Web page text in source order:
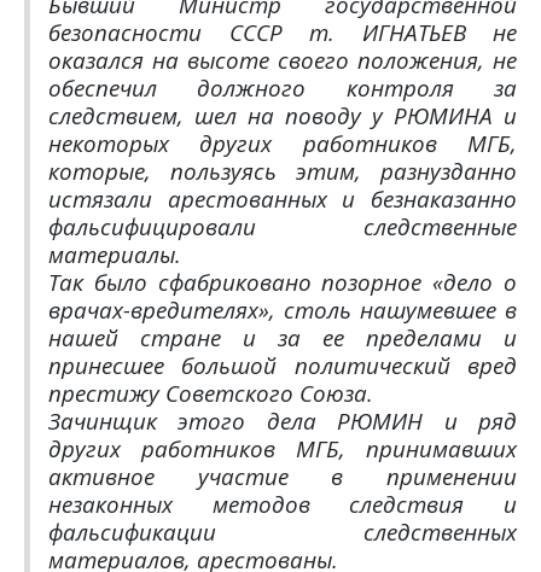
безопасности СССР т. ИГНАТЬЕВ не
оказался на высоте своего положения, не
обеспечил должного контроля за
следствием, шел на поводу у РЮМИНА и
некоторых других работников МГБ,
которые, пользуясь этим, разнузданно
истязали арестованных и безнаказанно
фальсифицировали следственные
материалы.
Так было сфабриковано позорное «дело о
врачах-вредителях», столь нашумевшее в
нашей стране и за ее пределами и
принесшее большой политический вред
престижу Советского Союза.
Зачинщик этого дела РЮМИН и ряд
других работников МГБ, принимавших
активное участие в применении
незаконных методов следствия и
фальсификации следственных
материалов, арестованы.